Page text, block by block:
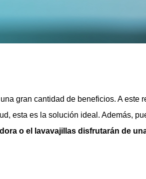
gran cantidad de beneficios. A este
esta es la solución ideal. Además,
o el lavavajillas disfrutarán de